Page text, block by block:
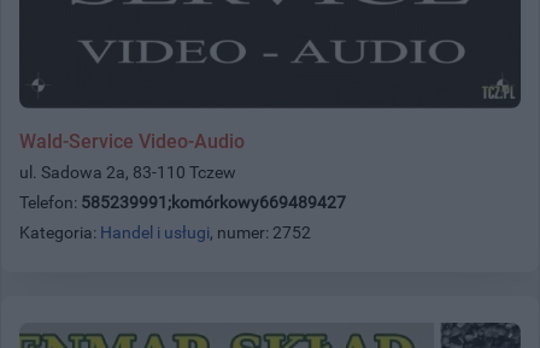
Wald-Service Video-Audio
ul. Sadowa 2a, 83-110 Tczew
Telefon: 585239991;komórkowy669489427
Kategoria: Handel i usługi, numer: 2752